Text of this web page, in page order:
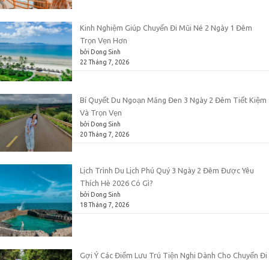
Kinh Nghiệm Giúp Chuyến Đi Mũi Né 2 Ngày 1 Đêm
Trọn Vẹn Hơn
bởi Dong Sinh
22 Tháng 7, 2026
Bí Quyết Du Ngoạn Măng Đen 3 Ngày 2 Đêm Tiết Kiệm
Và Trọn Vẹn
bởi Dong Sinh
20 Tháng 7, 2026
Lịch Trình Du Lịch Phú Quý 3 Ngày 2 Đêm Được Yêu
Thích Hè 2026 Có Gì?
bởi Dong Sinh
18 Tháng 7, 2026
Gợi Ý Các Điểm Lưu Trú Tiện Nghi Dành Cho Chuyến Đi